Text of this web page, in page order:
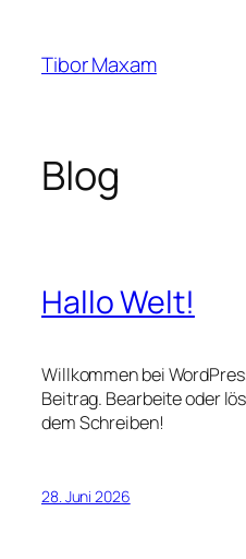
springen
Tibor Maxam
Blog
Hallo Welt!
Willkommen bei
Beitrag. Bearbeite oder
dem Schreiben!
28. Juni 2026